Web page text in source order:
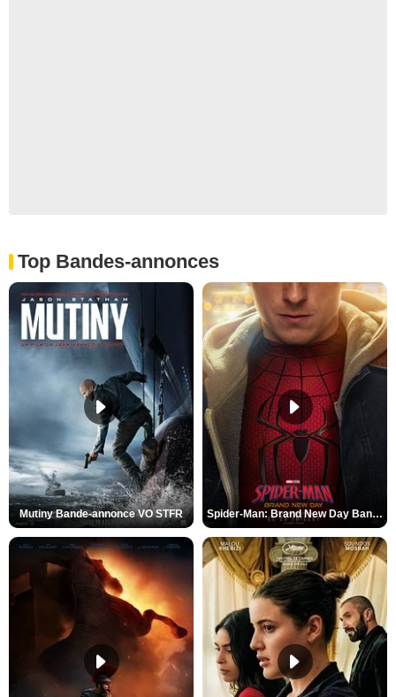
Top Bandes-annonces
Mutiny Bande-annonce VO STFR Spider-Man: Brand New Day Bande-annonce VO STFR